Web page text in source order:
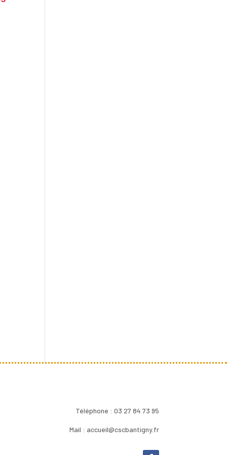
Téléphone : 03 27 84 73 95
Mail : accueil@cscbantigny.fr